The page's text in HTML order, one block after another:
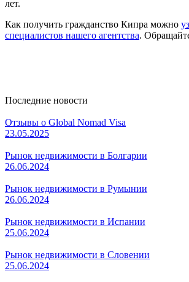
лет.
Как получить гражданство Кипра можно
специалистов нашего агентства.
Последние новости
Отзывы о Global Nomad Visa
23.05.2025
Рынок недвижимости в Болгарии
26.06.2024
Рынок недвижимости в Румынии
26.06.2024
Рынок недвижимости в Испании
25.06.2024
Рынок недвижимости в Словении
25.06.2024